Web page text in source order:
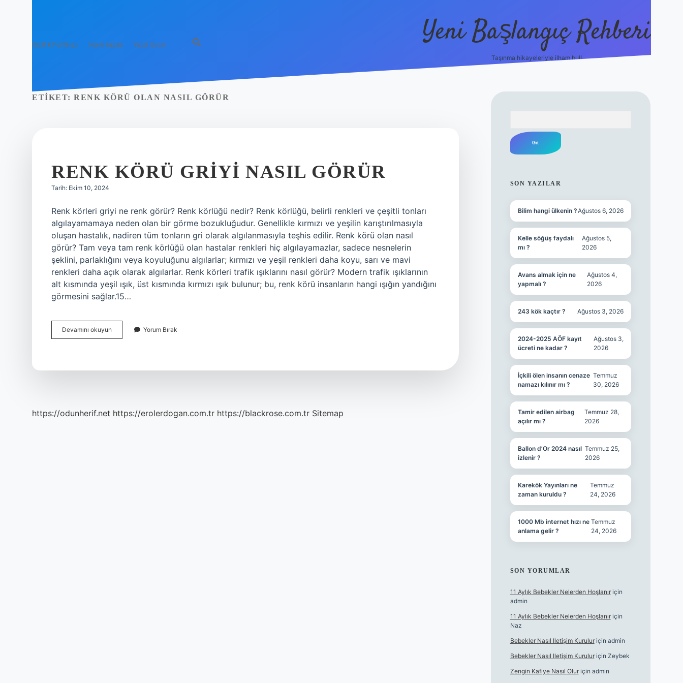
Gizlilik Politikası Hakkımızda Yasal Uyarı Yeni Başlangıç Rehberi
Taşınma hikayeleriyle ilham bul!
ETIKET: RENK KÖRÜ OLAN NASIL GÖRÜR
RENK KÖRÜ GRIYI NASIL GÖRÜR
Tarih: Ekim 10, 2024
Renk körleri griyi ne renk görür? Renk körlüğü nedir? Renk körlüğü, belirli renkleri ve çeşitli tonları
algılayamamaya neden olan bir görme bozukluğudur. Genellikle kırmızı ve yeşilin karıştırılmasıyla
oluşan hastalık, nadiren tüm tonların gri olarak algılanmasıyla teşhis edilir. Renk körü olan nasıl
görür? Tam veya tam renk körlüğü olan hastalar renkleri hiç algılayamazlar, sadece nesnelerin
şeklini, parlaklığını veya koyuluğunu algılarlar; kırmızı ve yeşil renkleri daha koyu, sarı ve mavi
renkleri daha açık olarak algılarlar. Renk körleri trafik ışıklarını nasıl görür? Modern trafik ışıklarının
alt kısmında yeşil ışık, üst kısmında kırmızı ışık bulunur; bu, renk körü insanların hangi ışığın yandığını
görmesini sağlar.15…
Devamını okuyun
Körü
Yorum Bırak
https://odunherif.net https://erolerdogan.com.tr https://blackrose.com.tr Sitemap
SON YAZILAR
Bilim hangi ülkenin ?Ağustos 6, 2026
Kelle söğüş faydalı
mı ?
Ağustos 5,
2026
Avans almak için ne
yapmalı ?
Ağustos 4,
2026
243 kök kaçtır ? Ağustos 3, 2026
2024-2025 AÖF kayıt
ücreti ne kadar ?
Ağustos 3,
2026
İçkili ölen insanın cenaze
namazı kılınır mı ?
Temmuz
30, 2026
Tamir edilen airbag
açılır mı ?
Temmuz 28,
2026
Ballon d’Or 2024 nasıl
izlenir ?
Temmuz 25,
2026
Karekök Yayınları ne
zaman kuruldu ?
Temmuz
24, 2026
1000 Mb internet hızı ne
anlama gelir ?
Temmuz
24, 2026
SON YORUMLAR
11 Aylık Bebekler Nelerden Hoşlanıriçin
admin
11 Aylık Bebekler Nelerden Hoşlanıriçin
Naz
Bebekler Nasıl Iletişim Kuruluriçin admin
Bebekler Nasıl Iletişim Kuruluriçin Zeybek
Zengin Kafiye Nasıl Oluriçin admin
ilbet yeni giriş